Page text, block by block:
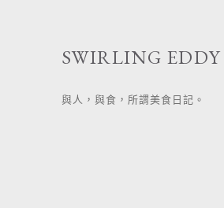
SWIRLING EDDY
與人，與食，所謂美食日記。